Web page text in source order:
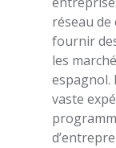
réseau
fournir
les
espagnol.
vaste